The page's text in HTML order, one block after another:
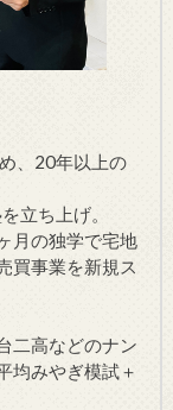
、20年以上の
立ち上げ。
月の独学で宅地
買事業を新規ス
二高などのナン
均みやぎ模試＋